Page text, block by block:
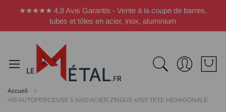
★★★★★ 4,8 Avis Garantis - Vente à la coupe de barres,
tubes et tôles en acier, inox, aluminium
Accueil
VIS AUTOPERCEUSE 5.5x50 ACIER ZINGUE x250 TETE HEXAGONALE